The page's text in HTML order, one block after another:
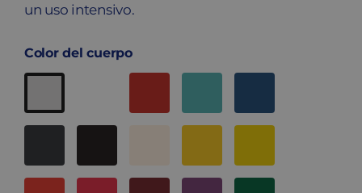
un uso intensivo.
Color del cuerpo